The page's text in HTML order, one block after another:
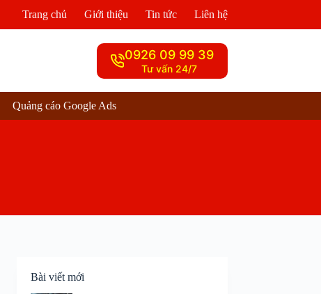
Trang chủ Giới thiệu Tin tức Liên hệ
0926 09 99 39
Tư vấn 24/7
Quảng cáo Google Ads
Bài viết mới